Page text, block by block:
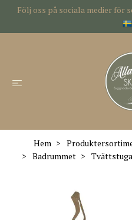
Följ oss på sociala medier för
Hem
Badrummet